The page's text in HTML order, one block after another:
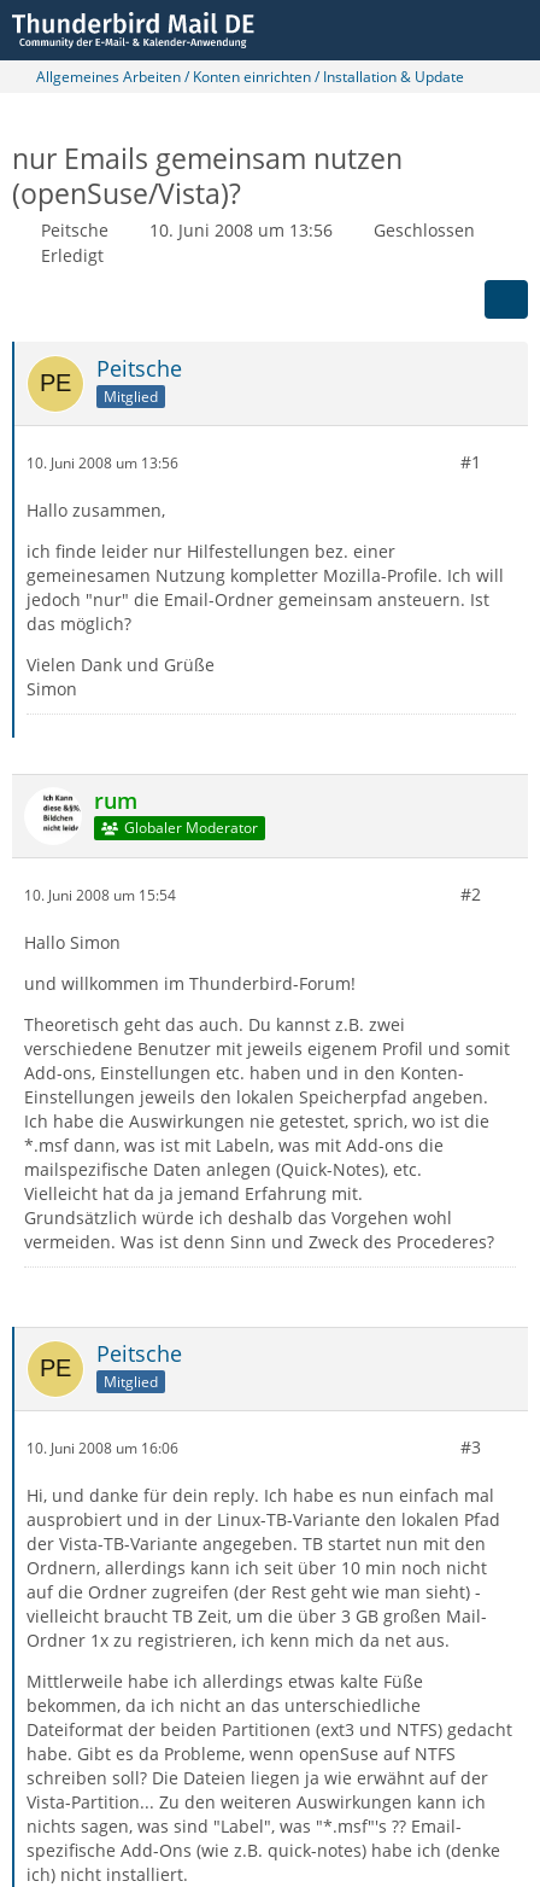
Allgemeines Arbeiten / Konten einrichten / Installation & Update
nur Emails gemeinsam nutzen
(openSuse/Vista)?
Peitsche 10. Juni 2008 um 13:56
Geschlossen
Erledigt
Peitsche
Mitglied
10. Juni 2008 um 13:56 #1
Hallo zusammen,
ich finde leider nur Hilfestellungen bez. einer
gemeinesamen Nutzung kompletter Mozilla-Profile. Ich will
jedoch "nur" die Email-Ordner gemeinsam ansteuern. Ist
das möglich?
Vielen Dank und Grüße
Simon
rum
Globaler Moderator
10. Juni 2008 um 15:54 #2
Hallo Simon
und willkommen im Thunderbird-Forum!
Theoretisch geht das auch. Du kannst z.B. zwei
verschiedene Benutzer mit jeweils eigenem Profil und somit
Add-ons, Einstellungen etc. haben und in den Konten-
Einstellungen jeweils den lokalen Speicherpfad angeben.
Ich habe die Auswirkungen nie getestet, sprich, wo ist die
*.msf dann, was ist mit Labeln, was mit Add-ons die
mailspezifische Daten anlegen (Quick-Notes), etc.
Vielleicht hat da ja jemand Erfahrung mit.
Grundsätzlich würde ich deshalb das Vorgehen wohl
vermeiden. Was ist denn Sinn und Zweck des Procederes?
Peitsche
Mitglied
10. Juni 2008 um 16:06 #3
Hi, und danke für dein reply. Ich habe es nun einfach mal
ausprobiert und in der Linux-TB-Variante den lokalen Pfad
der Vista-TB-Variante angegeben. TB startet nun mit den
Ordnern, allerdings kann ich seit über 10 min noch nicht
auf die Ordner zugreifen (der Rest geht wie man sieht) -
vielleicht braucht TB Zeit, um die über 3 GB großen Mail-
Ordner 1x zu registrieren, ich kenn mich da net aus.
Mittlerweile habe ich allerdings etwas kalte Füße
bekommen, da ich nicht an das unterschiedliche
Dateiformat der beiden Partitionen (ext3 und NTFS) gedacht
habe. Gibt es da Probleme, wenn openSuse auf NTFS
schreiben soll? Die Dateien liegen ja wie erwähnt auf der
Vista-Partition... Zu den weiteren Auswirkungen kann ich
nichts sagen, was sind "Label", was "*.msf"'s ?? Email-
spezifische Add-Ons (wie z.B. quick-notes) habe ich (denke
ich) nicht installiert.